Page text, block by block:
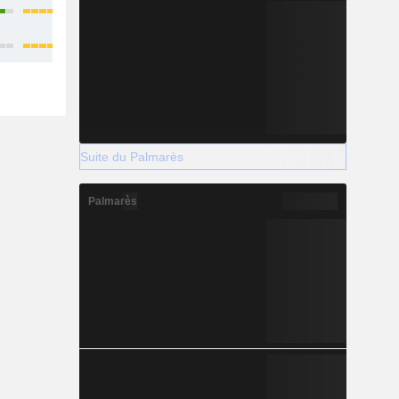
Suite du Palmarès
Palmarès